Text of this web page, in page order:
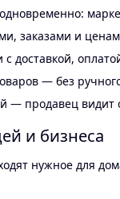
заказами и
с доставкой,
— без
— продавец
и бизнеса
нужное для